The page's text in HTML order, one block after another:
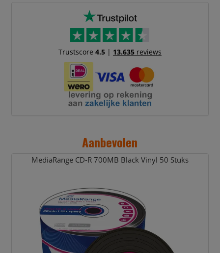
Trustscore 4.5| 13.635reviews
Aanbevolen
MediaRange CD-R 700MB Black Vinyl 50 Stuks